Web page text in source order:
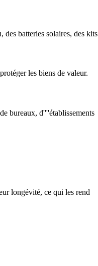
des batteries solaires, des kits
les biens de valeur.
bureaux, d''''établissements
longévité, ce qui les rend